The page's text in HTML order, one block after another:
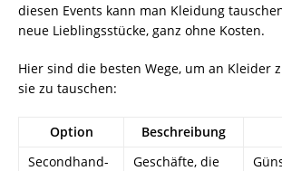
diesen Events kann man Kleidung
neue Lieblingsstücke, ganz ohne Kosten.
Hier sind die besten Wege, um an Kleider
sie zu tauschen:
Option Beschreibung
Secondhand-
Geschäfte, die